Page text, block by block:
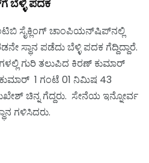
ಬೆಳ್ಳಿ ಪದಕ
ಸೈಕ್ಲಿಂಗ್ ಚಾಂಪಿಯನ್‌ಷಿಪ್‌ನಲ್ಲಿ
ಸ್ಥಾನ ಪಡೆದು ಬೆಳ್ಳಿ ಪದಕ ಗೆದ್ದಿದ್ದಾರೆ.
ಗುರಿ ತಲುಪಿದ ಕಿರಣ್ ಕುಮಾರ್
1 ಗಂಟೆ 01 ನಿಮಿಷ 43
ಚಿನ್ನ ಗೆದ್ದರು. ಸೇನೆಯ ಇನ್ನೋರ್ವ
ಗಳಿಸಿದರು.